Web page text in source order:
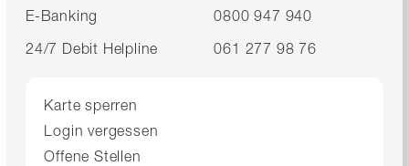
E-Banking
0800 947 940
24/7 Debit Helpline
061 277 98 76
Karte sperren
Login vergessen
Offene Stellen